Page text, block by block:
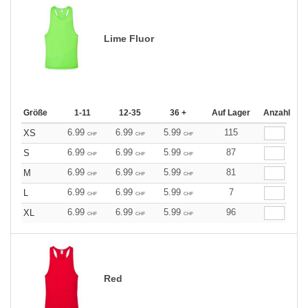
Lime Fluor
Größe 1-11 12-35 36 + Auf Lager Anzahl
XS 6.99 CHF 6.99 CHF 5.99 CHF
115
S
6.99 CHF 6.99 CHF 5.99 CHF
87
M
6.99 CHF 6.99 CHF 5.99 CHF
81
L
6.99 CHF 6.99 CHF 5.99 CHF
7
XL
6.99 CHF 6.99 CHF 5.99 CHF 96
Red